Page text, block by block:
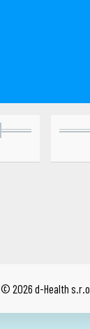
© 2026 d-Health s.r.o